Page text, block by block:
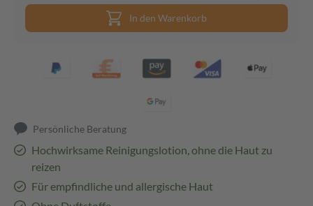
In den Warenkorb
Persönliche Beratung
Hochwirksame Reinigungslotion, ohne die Haut zu
reizen
Für empfindliche und allergische Haut